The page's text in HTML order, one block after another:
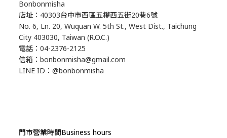
Bonbonmisha
店址：40303台中市西區五權西五街20巷6號
No. 6, Ln. 20, Wuquan W. 5th St., West Dist., Taichung
City 403030, Taiwan (R.O.C.)
電話：04-2376-2125
信箱：bonbonmisha@gmail.com
LINE ID：@bonbonmisha
門市營業時間Business hours